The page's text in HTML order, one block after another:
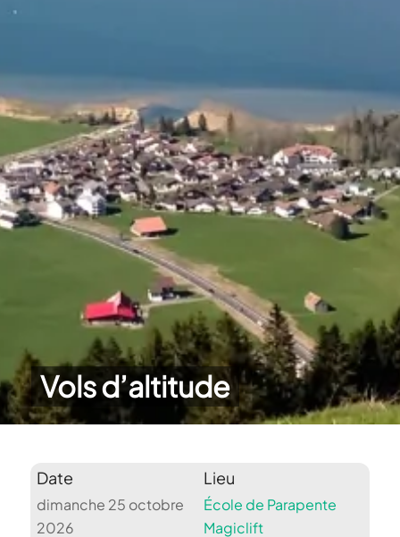
Vols d’altitude
Date
dimanche 25 octobre
2026
Lieu
École de Parapente
Magiclift